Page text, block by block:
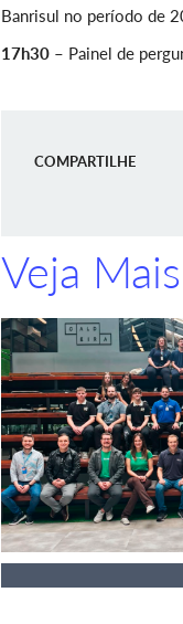
Banrisul no período de
17h30 – Painel de
COMPARTILHE
Veja Mais